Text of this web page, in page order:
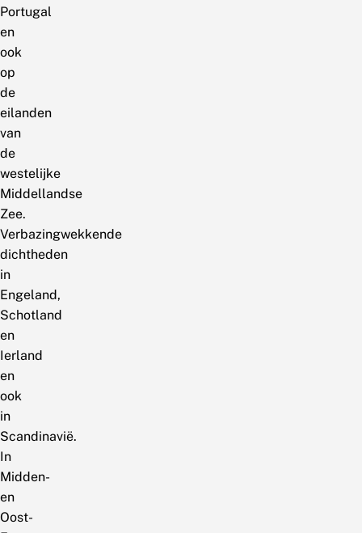
Portugal
en
ook
op
de
eilanden
van
de
westelijke
Middellandse
Zee.
Verbazingwekkende
dichtheden
in
Engeland,
Schotland
en
Ierland
en
ook
in
Scandinavië.
In
Midden-
en
Oost-